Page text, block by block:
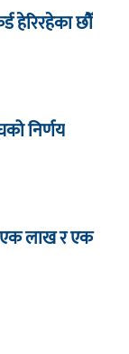
हेरिरहेका छौँ
निर्णय
एक लाख र एक